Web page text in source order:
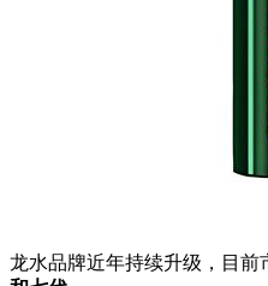
龙水品牌近年持续升级，目前